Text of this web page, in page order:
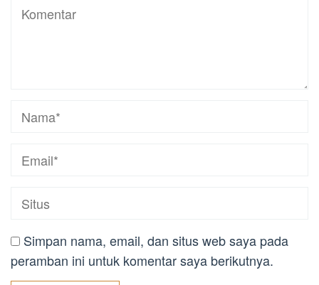
Simpan nama, email, dan situs web saya pada
peramban ini untuk komentar saya berikutnya.